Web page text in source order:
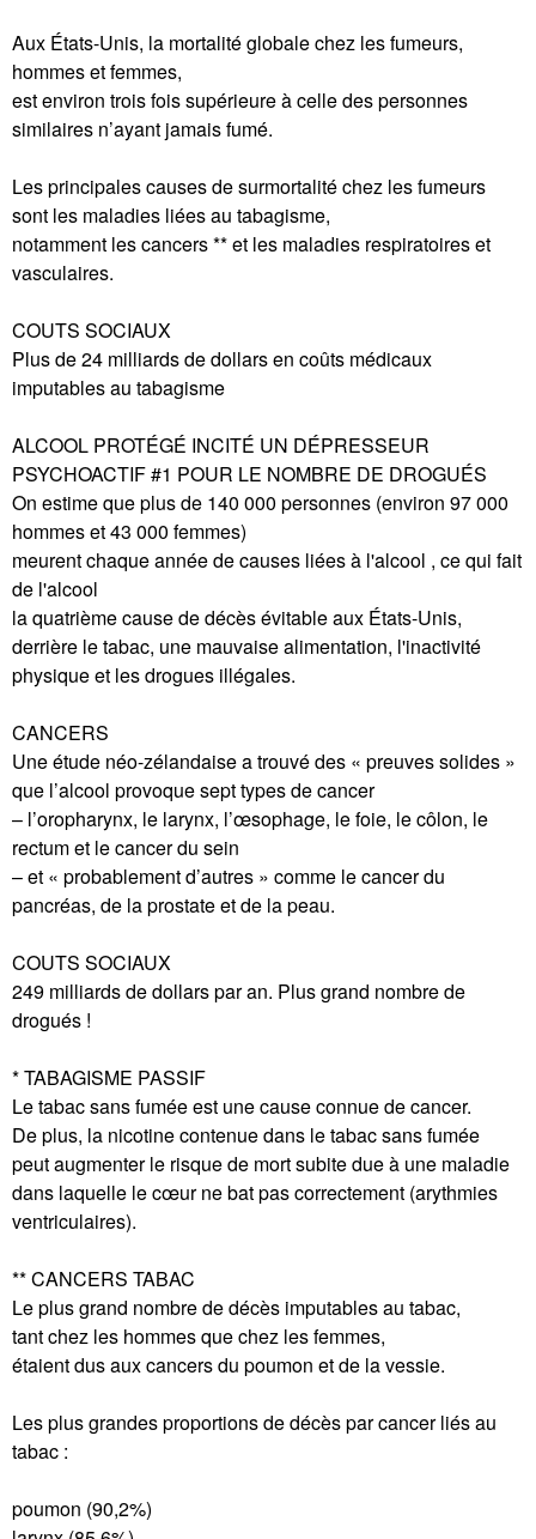
Aux États-Unis, la mortalité globale chez les fumeurs,
hommes et femmes,
est environ trois fois supérieure à celle des personnes
similaires n’ayant jamais fumé.
Les principales causes de surmortalité chez les fumeurs
sont les maladies liées au tabagisme,
notamment les cancers ** et les maladies respiratoires et
vasculaires.
COUTS SOCIAUX
Plus de 24 milliards de dollars en coûts médicaux
imputables au tabagisme
ALCOOL PROTÉGÉ INCITÉ UN DÉPRESSEUR
PSYCHOACTIF #1 POUR LE NOMBRE DE DROGUÉS
On estime que plus de 140 000 personnes (environ 97 000
hommes et 43 000 femmes)
meurent chaque année de causes liées à l'alcool , ce qui fait
de l'alcool
la quatrième cause de décès évitable aux États-Unis,
derrière le tabac, une mauvaise alimentation, l'inactivité
physique et les drogues illégales.
CANCERS
Une étude néo-zélandaise a trouvé des « preuves solides »
que l’alcool provoque sept types de cancer
– l’oropharynx, le larynx, l’œsophage, le foie, le côlon, le
rectum et le cancer du sein
– et « probablement d’autres » comme le cancer du
pancréas, de la prostate et de la peau.
COUTS SOCIAUX
249 milliards de dollars par an. Plus grand nombre de
drogués !
* TABAGISME PASSIF
Le tabac sans fumée est une cause connue de cancer.
De plus, la nicotine contenue dans le tabac sans fumée
peut augmenter le risque de mort subite due à une maladie
dans laquelle le cœur ne bat pas correctement (arythmies
ventriculaires).
** CANCERS TABAC
Le plus grand nombre de décès imputables au tabac,
tant chez les hommes que chez les femmes,
étaient dus aux cancers du poumon et de la vessie.
Les plus grandes proportions de décès par cancer liés au
tabac :
poumon (90,2%)